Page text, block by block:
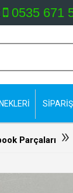
0535 671
Parçaları»